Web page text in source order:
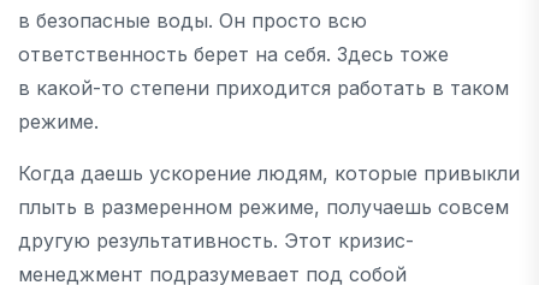
в безопасные воды. Он просто всю
ответственность берет на себя. Здесь тоже
в какой-то степени приходится работать в таком
режиме.
Когда даешь ускорение людям, которые привыкли
плыть в размеренном режиме, получаешь совсем
другую результативность. Этот кризис-
менеджмент подразумевает под собой